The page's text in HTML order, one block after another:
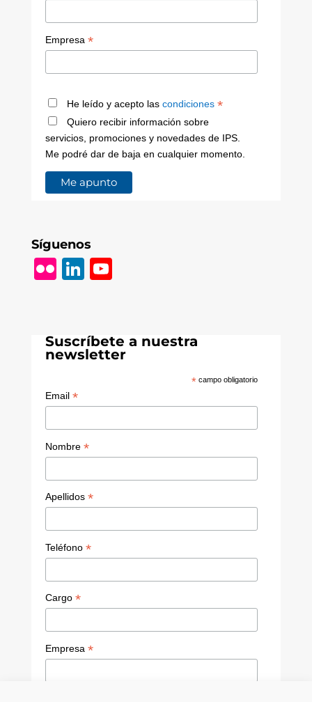
Empresa *
He leído y acepto las condiciones *
Quiero recibir información sobre
servicios, promociones y novedades de IPS.
Me podré dar de baja en cualquier momento.
Síguenos
Fl
r
Li
e
dI
Y
T
u
e
C
n
el
Suscríbete a nuestra
newsletter
* campo obligatorio
Email *
Nombre *
Apellidos *
Teléfono *
Cargo *
Empresa *